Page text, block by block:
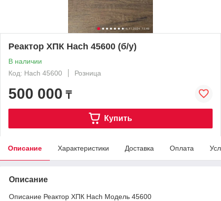
Реактор ХПК Hach 45600 (б/у)
В наличии
Код: Hach 45600
Розница
500 000 ₸
Купить
Описание Характеристики Доставка Оплата
Описание
Описание Реактор ХПК Hach Модель 45600